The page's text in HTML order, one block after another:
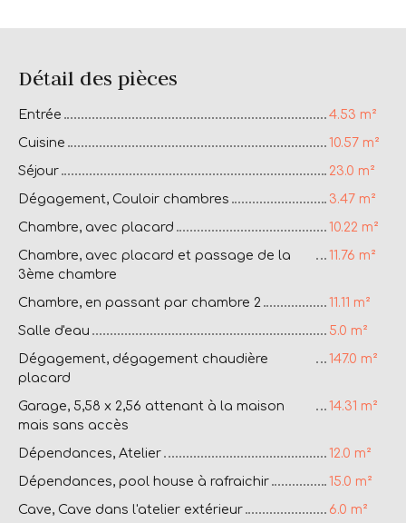
Détail des pièces
Entrée
4.53 m²
Cuisine
10.57 m²
Séjour
23.0 m²
Dégagement, Couloir chambres
3.47 m²
Chambre, avec placard
10.22 m²
Chambre, avec placard et passage de la
3ème chambre
11.76 m²
Chambre, en passant par chambre 2
11.11 m²
Salle d'eau
5.0 m²
Dégagement, dégagement chaudière
placard
147.0 m²
Garage, 5,58 x 2,56 attenant à la maison
mais sans accès
14.31 m²
Dépendances, Atelier
12.0 m²
Dépendances, pool house à rafraichir
15.0 m²
Cave, Cave dans l'atelier extérieur
6.0 m²